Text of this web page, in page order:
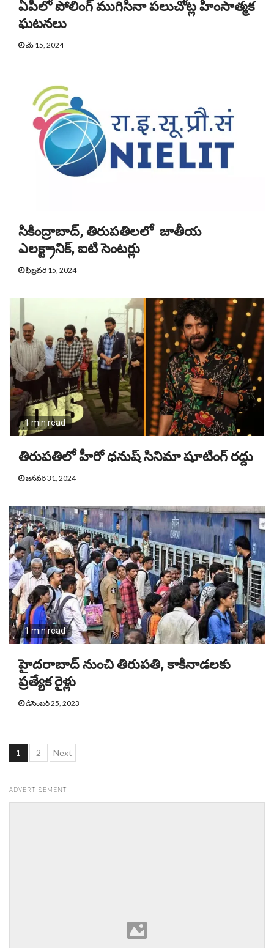
ఏపీలో పోలింగ్ ముగిసినా పలుచోట్ల హింసాత్మక
ఘటనలు
మే 15, 2024
సికింద్రాబాద్, తిరుపతిలలో జాతీయ
ఎలక్ట్రానిక్, ఐటి సెంటర్లు
ఫిబ్రవరి 15, 2024
1 min read
తిరుపతిలో హీరో ధనుష్ సినిమా షూటింగ్ రద్దు
జనవరి 31, 2024
1 min read
హైదరాబాద్ నుంచి తిరుపతి, కాకినాడలకు
ప్రత్యేక రైళ్లు
డిసెంబర్ 25, 2023
Posts
1 2 Next
ADVERTISEMENT